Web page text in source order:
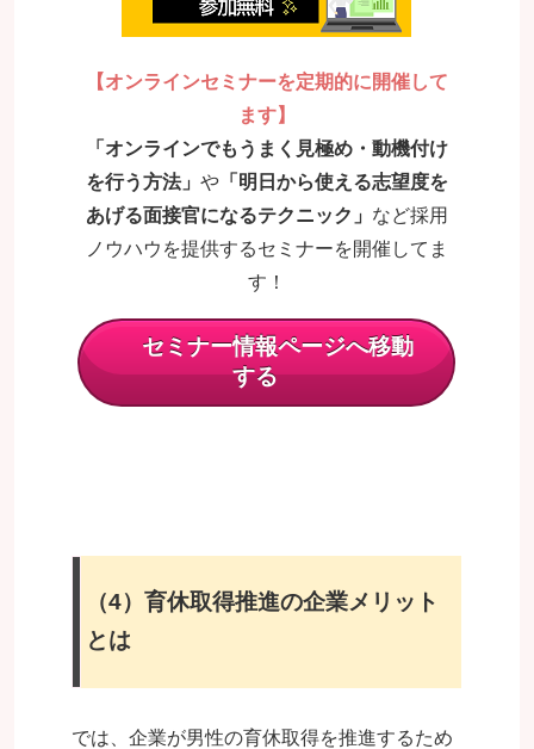
【オンラインセミナーを定期的に開催して
ます】
「オンラインでもうまく見極め・動機付け
を行う方法」 や「明日から使える志望度を
あげる面接官になるテクニック」 など採用
ノウハウを提供するセミナーを開催してま
す！
セミナー情報ページへ移動
する
（4）育休取得推進の企業メリット
とは
では、企業が男性の育休取得を推進するため